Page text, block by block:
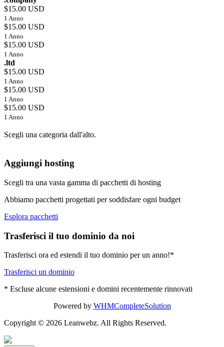
$15.00 USD
1 Anno
$15.00 USD
1 Anno
$15.00 USD
1 Anno
.ltd
$15.00 USD
1 Anno
$15.00 USD
1 Anno
$15.00 USD
1 Anno
Scegli una categoria dall'alto.
Aggiungi hosting
Scegli tra una vasta gamma di pacchetti di hosting
Abbiamo pacchetti progettati per soddisfare ogni budget
Esplora pacchetti
Trasferisci il tuo dominio da noi
Trasferisci ora ed estendi il tuo dominio per un anno!*
Trasferisci un dominio
* Escluse alcune estensioni e domini recentemente rinnovati
Powered by WHMCompleteSolution
Copyright © 2026 Leanwebz. All Rights Reserved.